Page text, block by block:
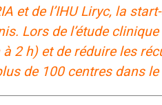
et de l’IHU Liryc, la
Lors de l’étude
2 h) et de réduire les
de 100 centres dans le